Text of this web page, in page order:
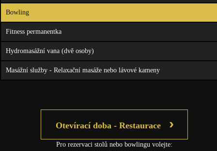
Bowling
Fitness permanentka
Hydromasážní vana (dvě osoby)
Masážní služby - Relaxační masáže nebo lávové kameny
Otevírací doba - Restaurace ›
Pro rezervaci stolů nebo bowlingu volejte: